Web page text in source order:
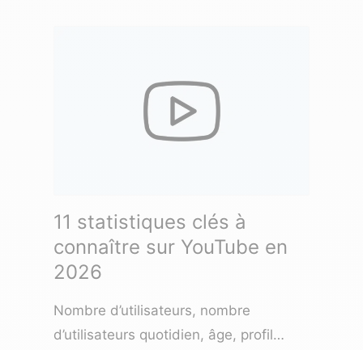
11 statistiques clés à
connaître sur YouTube en
2026
Nombre d’utilisateurs, nombre
d’utilisateurs quotidien, âge, profil…